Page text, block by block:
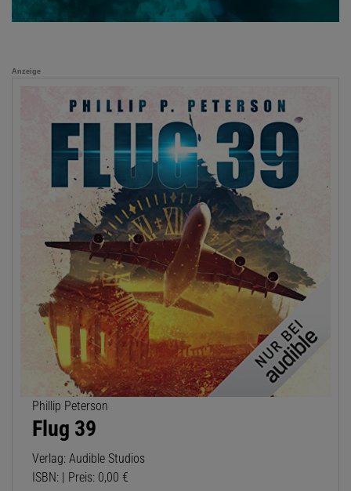
Anzeige
Phillip Peterson
Flug 39
Verlag: Audible Studios
ISBN: | Preis: 0,00 €